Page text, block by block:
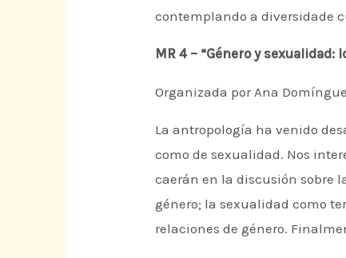
contemplando a diversidade
MR 4 – “Género y
Organizada por Ana
La antropología ha venido
como de sexualidad. Nos
caerán en la discusión sobre
género; la sexualidad como
relaciones de género.